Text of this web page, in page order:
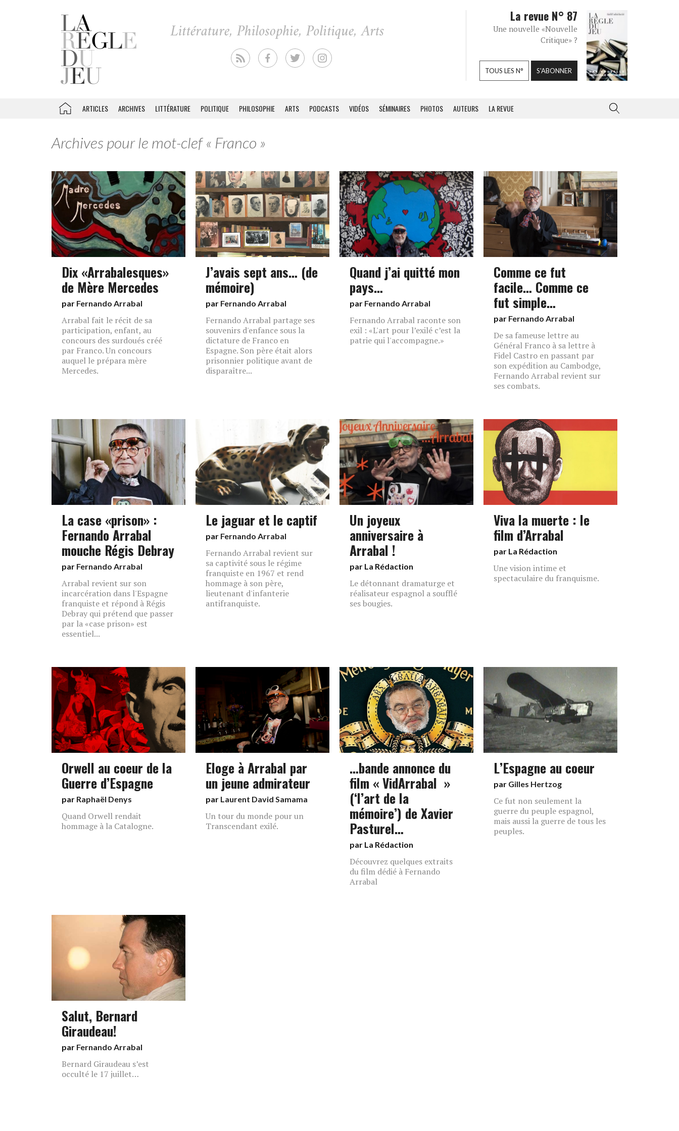
La revue N° 87
Une nouvelle «Nouvelle
Critique» ?
TOUS LES N° S'ABONNER
ARTICLES ARCHIVES LITTÉRATURE POLITIQUE PHILOSOPHIE ARTS PODCASTS VIDÉOS SÉMINAIRES PHOTOS AUTEURS LA REVUE
Archives pour le mot-clef « Franco »
Dix «Arrabalesques»
de Mère Mercedes
par Fernando Arrabal
Arrabal fait le récit de sa
participation, enfant, au
concours des surdoués créé
par Franco. Un concours
auquel le prépara mère
Mercedes.
J’avais sept ans… (de
mémoire)
par Fernando Arrabal
Fernando Arrabal partage ses
souvenirs d'enfance sous la
dictature de Franco en
Espagne. Son père était alors
prisonnier politique avant de
disparaître...
Quand j’ai quitté mon
pays…
par Fernando Arrabal
Fernando Arrabal raconte son
exil : «L'art pour l’exilé c’est la
patrie qui l'accompagne.»
Comme ce fut
facile… Comme ce
fut simple…
par Fernando Arrabal
De sa fameuse lettre au
Général Franco à sa lettre à
Fidel Castro en passant par
son expédition au Cambodge,
Fernando Arrabal revient sur
ses combats.
La case «prison» :
Fernando Arrabal
mouche Régis Debray
par Fernando Arrabal
Arrabal revient sur son
incarcération dans l'Espagne
franquiste et répond à Régis
Debray qui prétend que passer
par la «case prison» est
essentiel...
Le jaguar et le captif
par Fernando Arrabal
Fernando Arrabal revient sur
sa captivité sous le régime
franquiste en 1967 et rend
hommage à son père,
lieutenant d'infanterie
antifranquiste.
Un joyeux
anniversaire à
Arrabal !
par La Rédaction
Le détonnant dramaturge et
réalisateur espagnol a soufflé
ses bougies.
Viva la muerte : le
film d’Arrabal
par La Rédaction
Une vision intime et
spectaculaire du franquisme.
Orwell au coeur de la
Guerre d’Espagne
par Raphaël Denys
Quand Orwell rendait
hommage à la Catalogne.
Eloge à Arrabal par
un jeune admirateur
par Laurent David Samama
Un tour du monde pour un
Transcendant exilé.
…bande annonce du
film « VidArrabal »
(‘l’art de la
mémoire’) de Xavier
Pasturel…
par La Rédaction
Découvrez quelques extraits
du film dédié à Fernando
Arrabal
L’Espagne au coeur
par Gilles Hertzog
Ce fut non seulement la
guerre du peuple espagnol,
mais aussi la guerre de tous les
peuples.
Salut, Bernard
Giraudeau!
par Fernando Arrabal
Bernard Giraudeau s’est
occulté le 17 juillet…